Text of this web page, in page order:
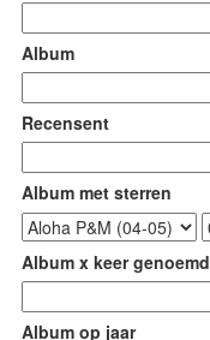
Album
Recensent
Album met sterren
Album x keer genoemd
Album op jaar